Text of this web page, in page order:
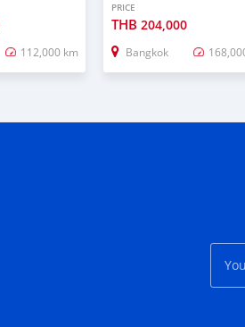
112,000 km
PRICE
THB204,000
Bangkok